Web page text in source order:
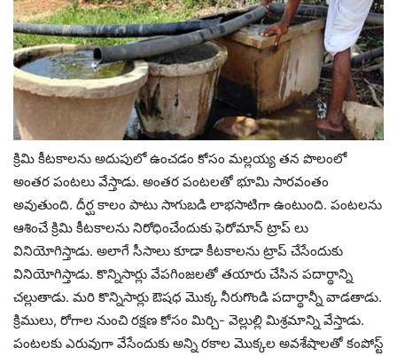
క్రిమి కీటకాలను అదుపులో ఉంచడం కోసం మల్లయ్య తన పొలంలో
అంతర పంటలు వేస్తాడు. అంతర పంటలతో భూమి సారవంతం
అవుతుంది. దీర్ఘ కాలం పాటు సాగుబడి లాభసాటిగా ఉంటుంది. పంటలను
ఆశించే క్రిమి కీటకాలను నిరోధించేందుకు ఫెరోమాన్‌ ట్రాప్‌ లు
వినియోగిస్తాడు. అలాగే సీసాలు కూడా కీటకాలను ట్రాప్ చేసేందుకు
వినియోగిస్తాడు. కొన్నిసార్లు వేపగింజలతో తయారు చేసిన పదార్థాన్ని
చల్లుతాడు. మరి కొన్నిసార్లు ఔషధ మొక్క నీరుగొండి పదార్థాన్నీ వాడతాడు.
క్రిములు, రోగాల నుంచి రక్షణ కోసం మిర్చి- వెల్లుల్లి మిశ్రమాన్ని వేస్తాడు.
పంటలకు ఎరువుగా వేసేందుకు అన్ని రకాల మొక్కల అవశేషాలతో కంపోస్ట్